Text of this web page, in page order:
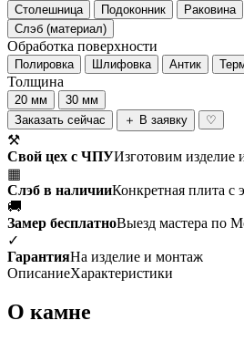
Столешница Подоконник Раковина
Слэб (материал)
Обработка поверхности
Полировка Шлифовка Антик
Толщина
20 мм
30 мм
Заказать сейчас
＋ В заявку ♡
⚒
Свой цех с ЧПУИзготовим изделие
▦
Слэб в наличииКонкретная плита с
🚚
Замер бесплатноВыезд мастера по
✓
ГарантияНа изделие и монтаж
ОписаниеХарактеристики
О камне